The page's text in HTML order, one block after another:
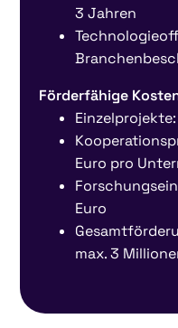
3 Jahren
Förderfähige
Euro pro
Euro
max. 3